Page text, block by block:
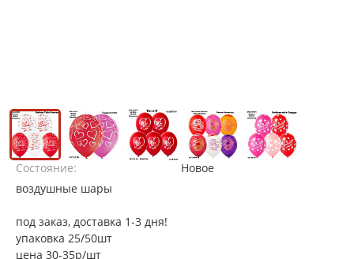
Состояние:
Новое
воздушные шары
под заказ, доставка 1-3 дня!
упаковка 25/50шт
цена 30-35р/шт